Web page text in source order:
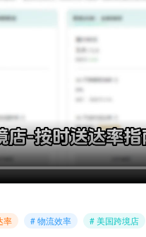
率 # 物流效率 # 美国跨境店